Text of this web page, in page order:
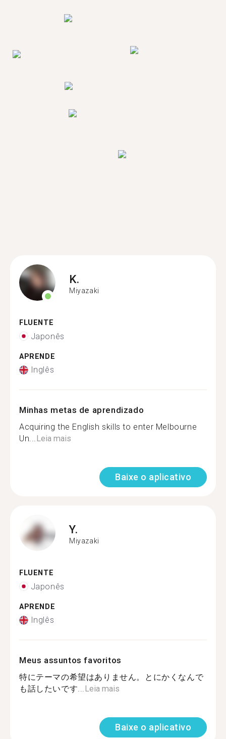
K.
Miyazaki
FLUENTE
Japonês
APRENDE
Inglês
Minhas metas de aprendizado
Acquiring the English skills to enter Melbourne
Un...Leia mais
Baixe o aplicativo
Y.
Miyazaki
FLUENTE
Japonês
APRENDE
Inglês
Meus assuntos favoritos
特にテーマの希望はありません。とにかくなんで
も話したいです...Leia mais
Baixe o aplicativo